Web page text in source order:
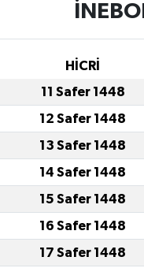
HİCRİ
11 Safer 1448
12 Safer 1448
13 Safer 1448
14 Safer 1448
15 Safer 1448
16 Safer 1448
17 Safer 1448